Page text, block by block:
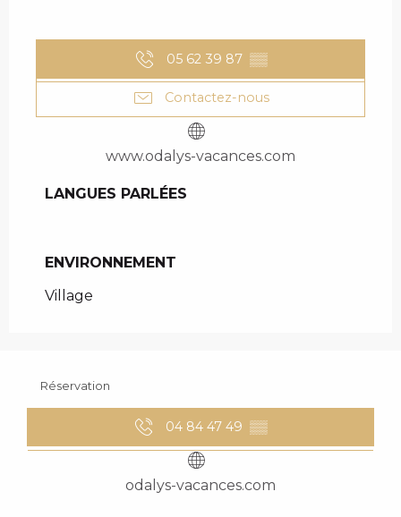
05 62 39 87 ▒▒
Contactez-nous
www.odalys-vacances.com
LANGUES PARLÉES
LANGUES PARLÉES
ENVIRONNEMENT
ENVIRONNEMENT
Village
Réservation
04 84 47 49 ▒▒
odalys-vacances.com